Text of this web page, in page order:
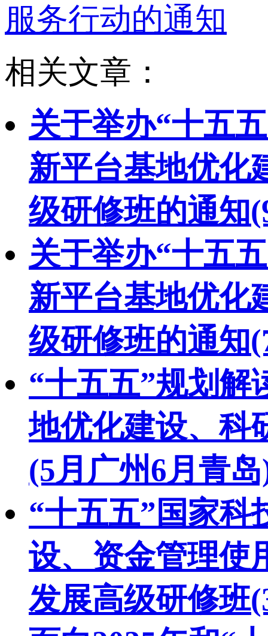
服务行动的通知
相关文章：
关于举办“十五
新平台基地优化
级研修班的通知
关于举办“十五
新平台基地优化
级研修班的通知
“十五五”规划解
地优化建设、科
(5月广州6月青
“十五五”国家科
设、资金管理使
发展高级研修班